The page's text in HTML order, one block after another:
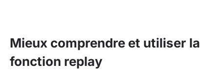
Mieux comprendre et utiliser la
fonction replay